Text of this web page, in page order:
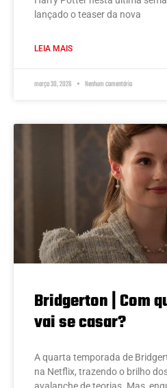
lançado o teaser da nova
LEIA MAIS
março 30, 2026 Nenhum comentário
Bridgerton | Com
vai se casar?
A quarta temporada de
na Netflix, trazendo o brilho